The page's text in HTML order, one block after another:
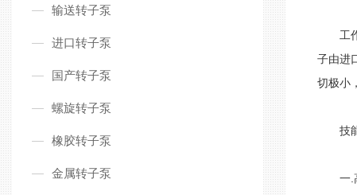
输送转子泵
进口转子泵
国产转子泵
螺旋转子泵
橡胶转子泵
金属转子泵
工作
子由进
切极小
技能
一.高